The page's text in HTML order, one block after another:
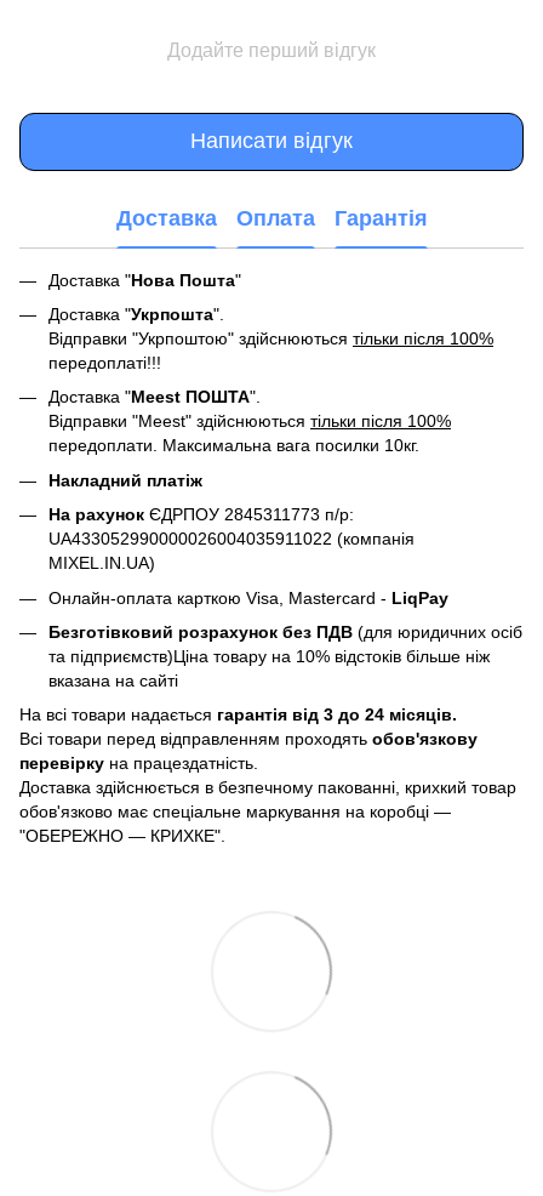
Додайте перший відгук
Написати відгук
Доставка Оплата Гарантія
Доставка "Нова Пошта"
Доставка "Укрпошта".
Відправки "Укрпоштою" здійснюються тільки після 100%
передоплаті!!!
Доставка "Meest ПОШТА".
Відправки "Meest" здійснюються тільки після 100%
передоплати. Максимальна вага посилки 10кг.
Накладний платіж
На рахунок ЄДРПОУ 2845311773 п/р:
UA433052990000026004035911022 (компанія
MIXEL.IN.UA)
Онлайн-оплата карткою Visa, Mastercard - LiqPay
Безготівковий розрахунок без ПДВ (для юридичних осіб
та підприємств)Ціна товару на 10% відстоків більше ніж
вказана на сайті
На всі товари надається гарантія від 3 до 24 місяців.
Всі товари перед відправленням проходять обов'язкову
перевірку на працездатність.
Доставка здійснюється в безпечному пакованні, крихкий товар
обов'язково має спеціальне маркування на коробці —
"ОБЕРЕЖНО — КРИХКЕ".